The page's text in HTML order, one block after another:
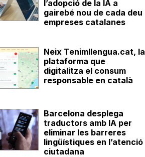
l’adopció de la IA a
gairebé nou de cada deu
empreses catalanes
Neix Tenimllengua.cat, la
plataforma que
digitalitza el consum
responsable en català
Barcelona desplega
traductors amb IA per
eliminar les barreres
lingüístiques en l’atenció
ciutadana